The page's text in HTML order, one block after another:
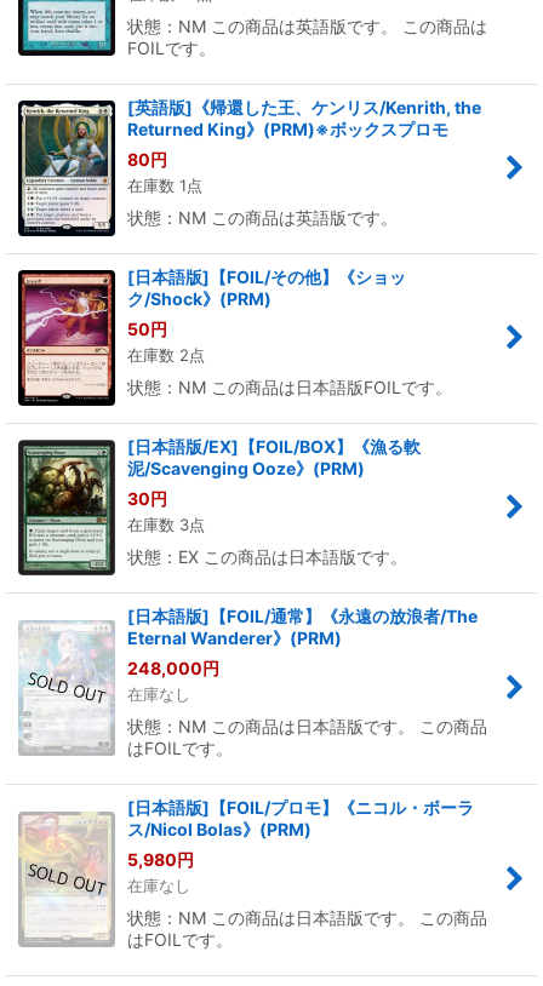
状態：NM この商品は英語版です。 この商品は
FOILです。
[英語版]《帰還した王、ケンリス/Kenrith, the
Returned King》(PRM)※ボックスプロモ
80円
在庫数 1点
状態：NM この商品は英語版です。
[日本語版]【FOIL/その他】《ショッ
ク/Shock》(PRM)
50円
在庫数 2点
状態：NM この商品は日本語版FOILです。
[日本語版/EX]【FOIL/BOX】《漁る軟
泥/Scavenging Ooze》(PRM)
30円
在庫数 3点
状態：EX この商品は日本語版です。
[日本語版]【FOIL/通常】《永遠の放浪者/The
Eternal Wanderer》(PRM)
248,000円
在庫なし
状態：NM この商品は日本語版です。 この商品
はFOILです。
[日本語版]【FOIL/プロモ】《ニコル・ボーラ
ス/Nicol Bolas》(PRM)
5,980円
在庫なし
状態：NM この商品は日本語版です。 この商品
はFOILです。